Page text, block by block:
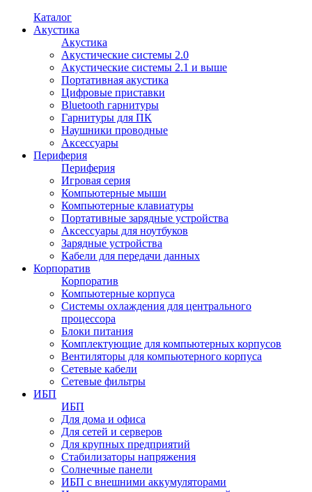
Каталог
Акустика
Акустика
Акустические системы 2.0
Акустические системы 2.1 и выше
Портативная акустика
Цифровые приставки
Bluetooth гарнитуры
Гарнитуры для ПК
Наушники проводные
Аксессуары
Периферия
Периферия
Игровая серия
Компьютерные мыши
Компьютерные клавиатуры
Портативные зарядные устройства
Аксессуары для ноутбуков
Зарядные устройства
Кабели для передачи данных
Корпоратив
Корпоратив
Компьютерные корпуса
Системы охлаждения для центрального
процессора
Блоки питания
Комплектующие для компьютерных корпусов
Вентиляторы для компьютерного корпуса
Сетевые кабели
Сетевые фильтры
ИБП
ИБП
Для дома и офиса
Для сетей и серверов
Для крупных предприятий
Стабилизаторы напряжения
Солнечные панели
ИБП с внешними аккумуляторами